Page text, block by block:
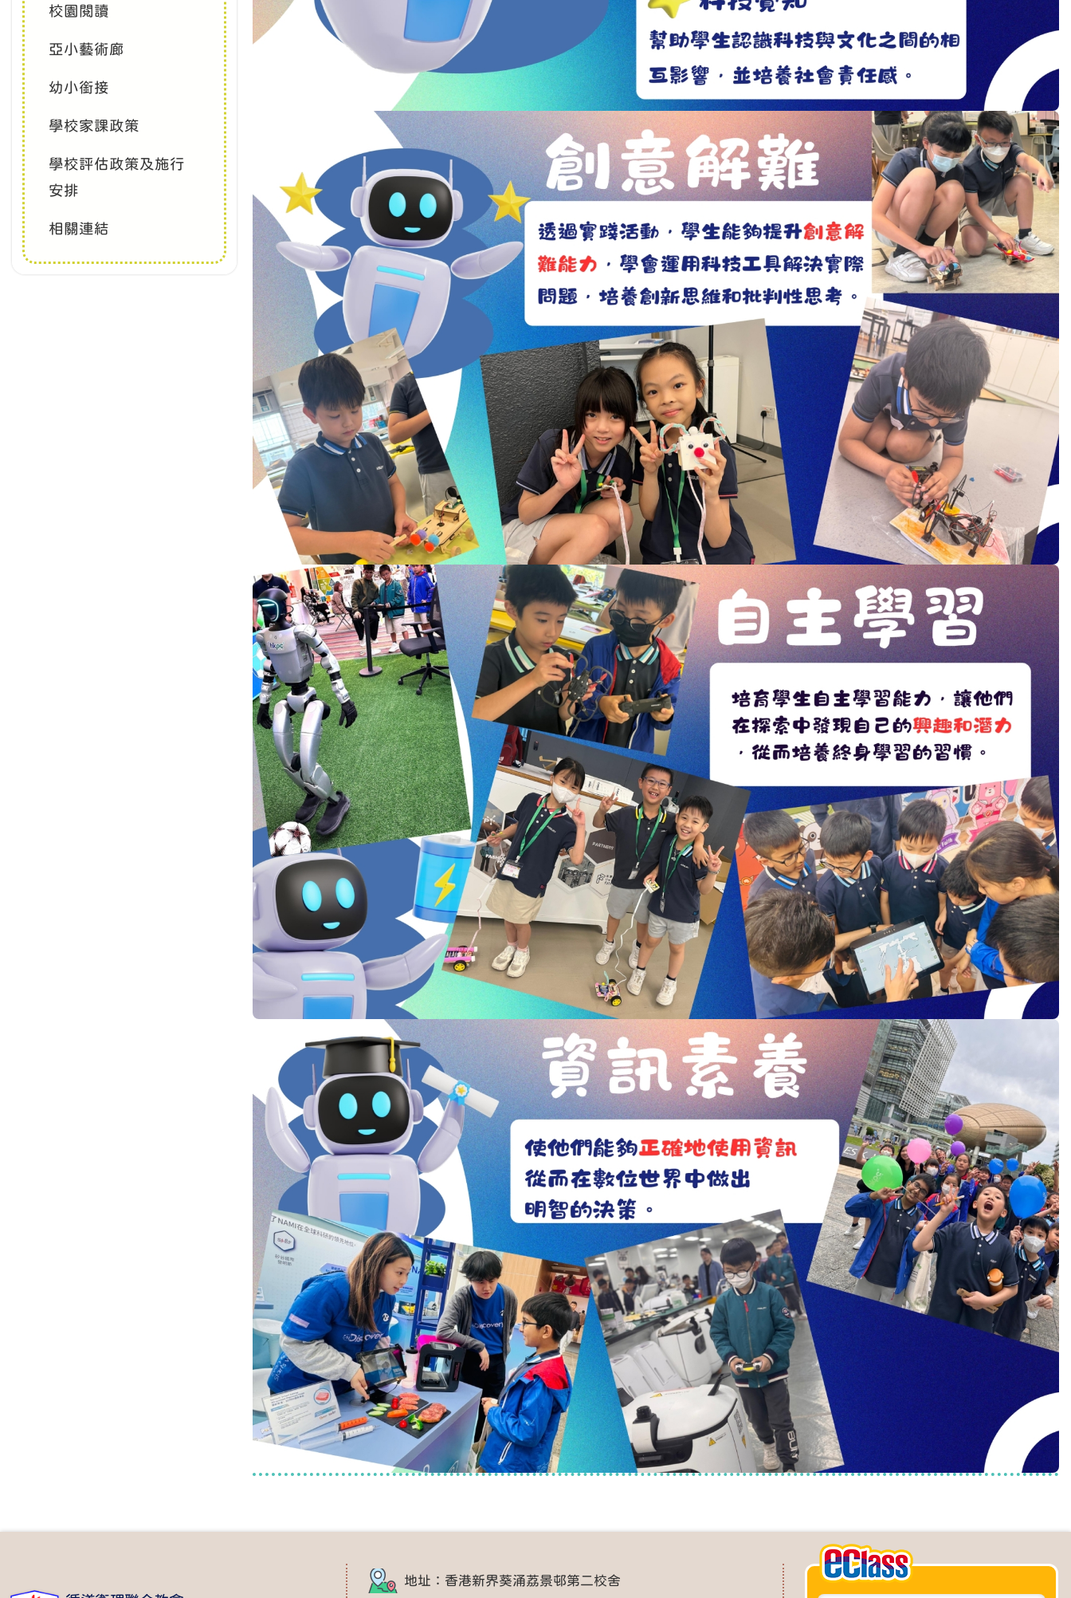
校園閱讀
亞小藝術廊
幼小銜接
學校家課政策
學校評估政策及施行
安排
相關連結
地址：香港新界葵涌荔景邨第二校舍